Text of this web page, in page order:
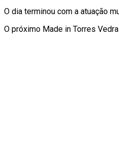
O dia terminou com a atuação
O próximo Made in Torres